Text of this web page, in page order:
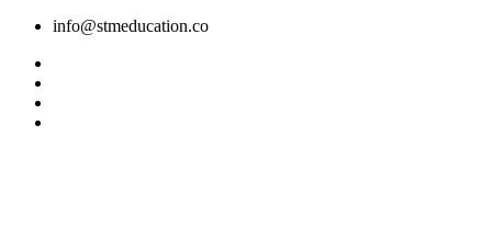
info@stmeducation.co